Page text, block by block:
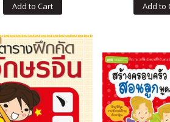
Add to Cart Add to